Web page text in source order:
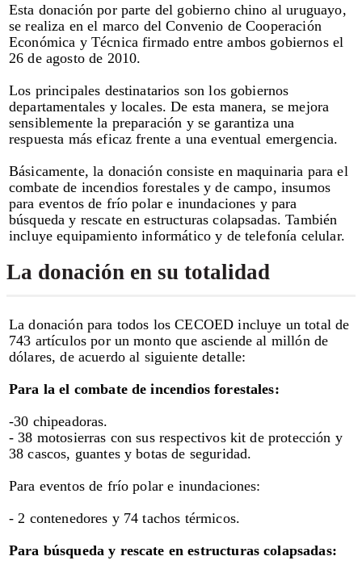
Esta donación por parte del gobierno chino al uruguayo,
se realiza en el marco del Convenio de Cooperación
Económica y Técnica firmado entre ambos gobiernos el
26 de agosto de 2010.
Los principales destinatarios son los gobiernos
departamentales y locales. De esta manera, se mejora
sensiblemente la preparación y se garantiza una
respuesta más eficaz frente a una eventual emergencia.
Básicamente, la donación consiste en maquinaria para el
combate de incendios forestales y de campo, insumos
para eventos de frío polar e inundaciones y para
búsqueda y rescate en estructuras colapsadas. También
incluye equipamiento informático y de telefonía celular.
La donación en su totalidad
La donación para todos los CECOED incluye un total de
743 artículos por un monto que asciende al millón de
dólares, de acuerdo al siguiente detalle:
Para la el combate de incendios forestales:
-30 chipeadoras.
- 38 motosierras con sus respectivos kit de protección y
38 cascos, guantes y botas de seguridad.
Para eventos de frío polar e inundaciones:
- 2 contenedores y 74 tachos térmicos.
Para búsqueda y rescate en estructuras colapsadas: